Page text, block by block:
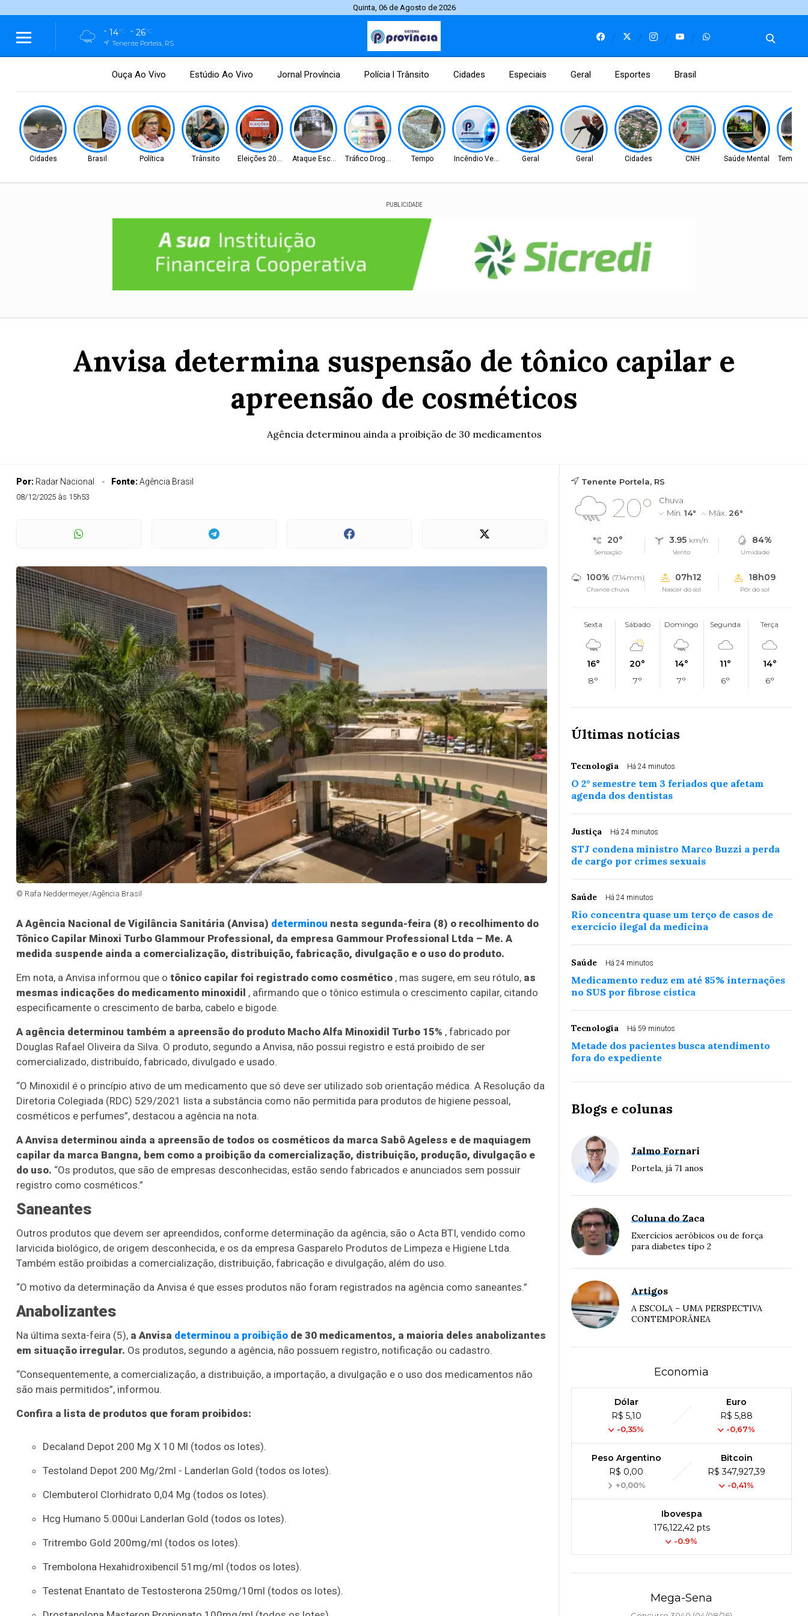
Quinta, 06 de Agosto de 2026
14°C 26°C
Tenente Portela, RS
Ouça Ao Vivo Estúdio Ao Vivo Jornal Província Polícia l Trânsito Cidades Especiais Geral Esportes Brasil
Cidades Brasil Política Trânsito Eleições 2026 Ataque Escolar Tráfico Drogas Tempo Incêndio Veicular Geral Geral Cidades CNH Saúde Mental Tempo
PUBLICIDADE
Anvisa determina suspensão de tônico capilar e
apreensão de cosméticos
Agência determinou ainda a proibição de 30 medicamentos
Por: Radar Nacional Fonte:Agência Brasil
08/12/2025 às 15h53
© Rafa Neddermeyer/Agência Brasil
A Agência Nacional de Vigilância Sanitária (Anvisa) determinou nesta segunda-feira (8) o recolhimento do
Tônico Capilar Minoxi Turbo Glammour Professional, da empresa Gammour Professional Ltda – Me. A
medida suspende ainda a comercialização, distribuição, fabricação, divulgação e o uso do produto.
Em nota, a Anvisa informou que o tônico capilar foi registrado como cosmético , mas sugere, em seu rótulo, as
mesmas indicações do medicamento minoxidil , afirmando que o tônico estimula o crescimento capilar, citando
especificamente o crescimento de barba, cabelo e bigode.
A agência determinou também a apreensão do produto Macho Alfa Minoxidil Turbo 15% , fabricado por
Douglas Rafael Oliveira da Silva. O produto, segundo a Anvisa, não possui registro e está proibido de ser
comercializado, distribuído, fabricado, divulgado e usado.
“O Minoxidil é o princípio ativo de um medicamento que só deve ser utilizado sob orientação médica. A Resolução da
Diretoria Colegiada (RDC) 529/2021 lista a substância como não permitida para produtos de higiene pessoal,
cosméticos e perfumes”, destacou a agência na nota.
A Anvisa determinou ainda a apreensão de todos os cosméticos da marca Sabô Ageless e de maquiagem
capilar da marca Bangna, bem como a proibição da comercialização, distribuição, produção, divulgação e
do uso. “Os produtos, que são de empresas desconhecidas, estão sendo fabricados e anunciados sem possuir
registro como cosméticos.”
Saneantes
Outros produtos que devem ser apreendidos, conforme determinação da agência, são o Acta BTI, vendido como
larvicida biológico, de origem desconhecida, e os da empresa Gasparelo Produtos de Limpeza e Higiene Ltda.
Também estão proibidas a comercialização, distribuição, fabricação e divulgação, além do uso.
“O motivo da determinação da Anvisa é que esses produtos não foram registrados na agência como saneantes.”
Anabolizantes
Na última sexta-feira (5), a Anvisa determinou a proibição de 30 medicamentos, a maioria deles anabolizantes
em situação irregular. Os produtos, segundo a agência, não possuem registro, notificação ou cadastro.
“Consequentemente, a comercialização, a distribuição, a importação, a divulgação e o uso dos medicamentos não
são mais permitidos”, informou.
Confira a lista de produtos que foram proibidos:
Decaland Depot 200 Mg X 10 Ml (todos os lotes).
Testoland Depot 200 Mg/2ml - Landerlan Gold (todos os lotes).
Clembuterol Clorhidrato 0,04 Mg (todos os lotes).
Hcg Humano 5.000ui Landerlan Gold (todos os lotes).
Tritrembo Gold 200mg/ml (todos os lotes).
Trembolona Hexahidroxibencil 51mg/ml (todos os lotes).
Testenat Enantato de Testosterona 250mg/10ml (todos os lotes).
Tenente Portela, RS
20°
Chuva
Mín. 14° Máx. 26°
20°
Sensação
3.95 km/h
Vento
84%
Umidade
100% (7.14mm)
Chance chuva
07h12
Nascer do sol
18h09
Pôr do sol
Sexta
16°
8°
Sábado
20°
7°
Domingo
14°
7°
Segunda
11°
6°
Terça
14°
6°
Últimas notícias
Tecnologia Há 24 minutos
O 2° semestre tem 3 feriados que afetam
agenda dos dentistas
Justiça Há 24 minutos
STJ condena ministro Marco Buzzi a perda
de cargo por crimes sexuais
Saúde Há 24 minutos
Rio concentra quase um terço de casos de
exercício ilegal da medicina
Saúde Há 24 minutos
Medicamento reduz em até 85% internações
no SUS por fibrose cística
Tecnologia Há 59 minutos
Metade dos pacientes busca atendimento
fora do expediente
Blogs e colunas
Jalmo Fornari
Portela, já 71 anos
Coluna do Zaca
Exercícios aeróbicos ou de força
para diabetes tipo 2
Artigos
A ESCOLA – UMA PERSPECTIVA
CONTEMPORÂNEA
Economia
Dólar
R$ 5,10
-0,35%
Euro
R$ 5,88
-0,67%
Peso Argentino
R$ 0,00
+0,00%
Bitcoin
R$ 347,927,39
-0,41%
Ibovespa
176,122,42 pts
-0.9%
Lotomania Mega-Sena